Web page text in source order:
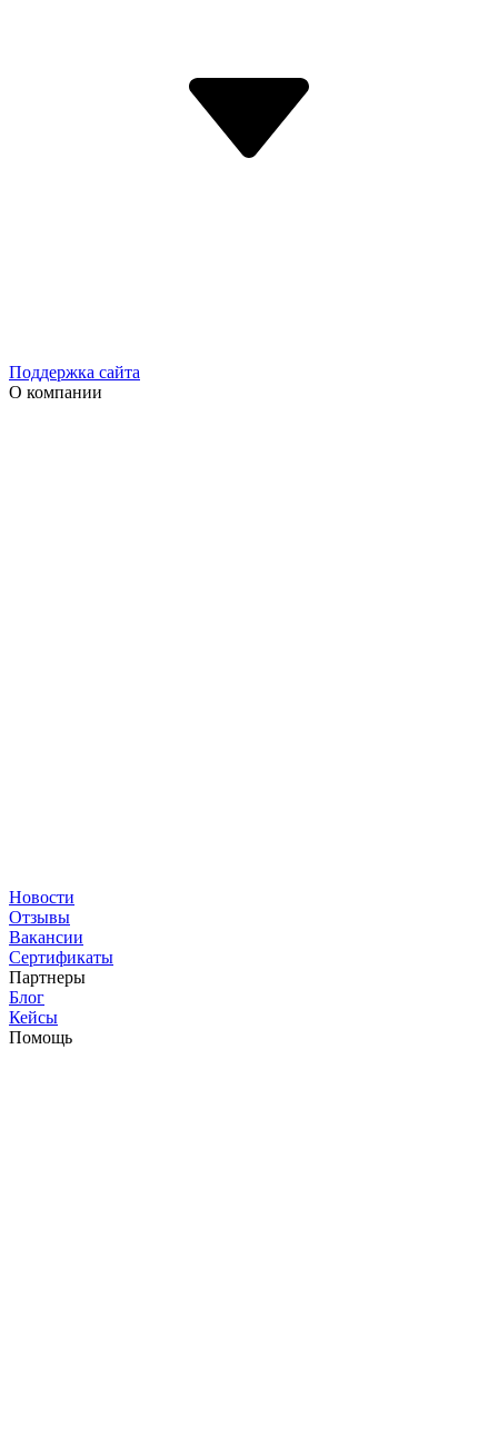
Поддержка сайта
О компании
Новости
Отзывы
Вакансии
Сертификаты
Партнеры
Блог
Кейсы
Помощь